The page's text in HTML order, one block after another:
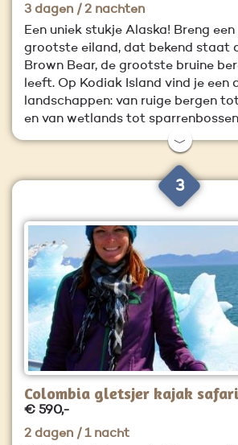
3 dagen / 2 nachten
Een uniek stukje Alaska! Breng
grootste eiland, dat bekend staat
Brown Bear, de grootste bruine
leeft. Op Kodiak Island vind je een
landschappen: van ruige bergen
en van wetlands tot
﹀
3
Colombia gletsjer kajak safari
€ 590,-
2 dagen / 1 nacht